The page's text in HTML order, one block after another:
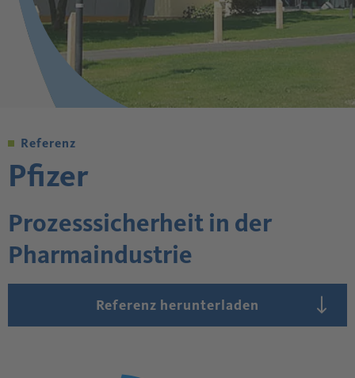
Referenz
Pfizer
Prozesssicherheit in der
Pharmaindustrie
Referenz herunterladen